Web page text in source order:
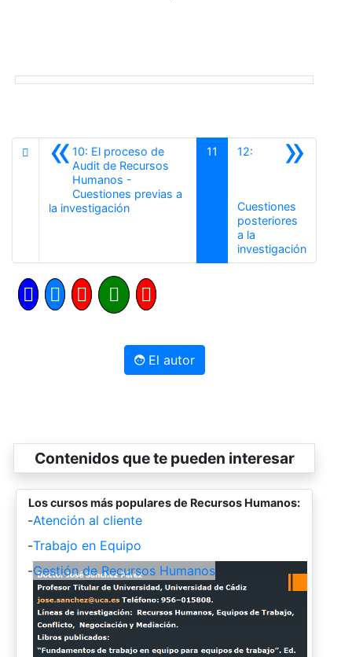
«10: El proceso de
Audit de Recursos
Humanos -
Cuestiones previas a
la investigaciónAnterior
11 »
12:
Cuestiones
posteriores
a la
investigación
El autor
Contenidos que te pueden interesar
Los cursos más populares de Recursos Humanos:
-Atención al cliente
-Trabajo en Equipo
-Gestión de Recursos Humanos